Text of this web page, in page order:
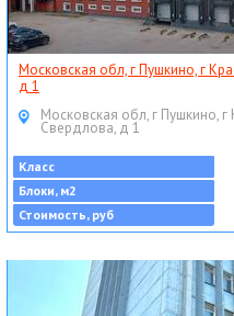
Московская обл, г Пушкино, г
д 1
Московская обл, г Пушкино, г
Свердлова, д 1
Класс
Блоки, м2
Стоимость, руб